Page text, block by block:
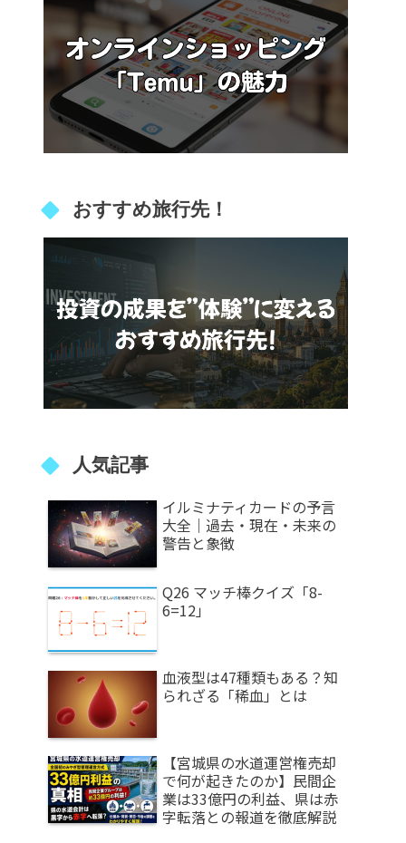
おすすめ旅行先！
人気記事
イルミナティカードの予言
大全｜過去・現在・未来の
警告と象徴
Q26 マッチ棒クイズ「8-
6=12」
血液型は47種類もある？知
られざる「稀血」とは
【宮城県の水道運営権売却
で何が起きたのか】民間企
業は33億円の利益、県は赤
字転落との報道を徹底解説